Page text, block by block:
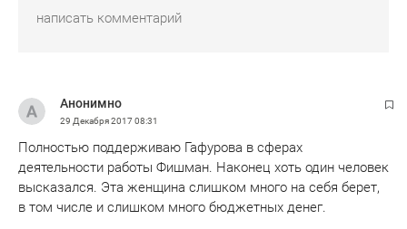
Анонимно
29 Декабря 201708:31
Полностью поддерживаю Гафурова в сферах
деятельности работы Фишман. Наконец хоть один человек
высказался. Эта женщина слишком много на себя берет,
в том числе и слишком много бюджетных денег.